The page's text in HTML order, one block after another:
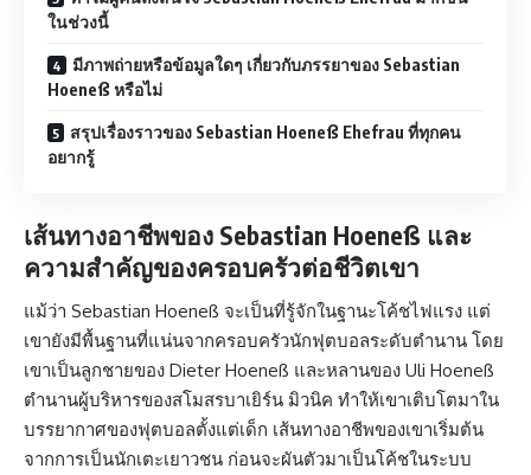
ในช่วงนี้
มีภาพถ่ายหรือข้อมูลใดๆ เกี่ยวกับภรรยาของ Sebastian
Hoeneß หรือไม่
สรุปเรื่องราวของ Sebastian Hoeneß Ehefrau ที่ทุกคน
อยากรู้
เส้นทางอาชีพของ Sebastian Hoeneß และ
ความสำคัญของครอบครัวต่อชีวิตเขา
แม้ว่า Sebastian Hoeneß จะเป็นที่รู้จักในฐานะโค้ชไฟแรง แต่
เขายังมีพื้นฐานที่แน่นจากครอบครัวนักฟุตบอลระดับตำนาน โดย
เขาเป็นลูกชายของ Dieter Hoeneß และหลานของ Uli Hoeneß
ตำนานผู้บริหารของสโมสรบาเยิร์น มิวนิค ทำให้เขาเติบโตมาใน
บรรยากาศของฟุตบอลตั้งแต่เด็ก เส้นทางอาชีพของเขาเริ่มต้น
จากการเป็นนักเตะเยาวชน ก่อนจะผันตัวมาเป็นโค้ชในระบบ